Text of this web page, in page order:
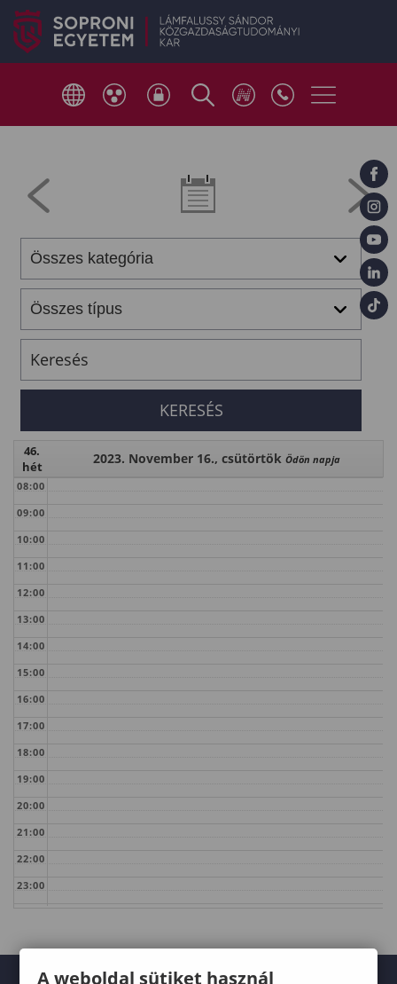
46.
hét
2023. November 16., csütörtök Ödön napja
08:00
09:00
10:00
11:00
12:00
13:00
14:00
15:00
16:00
17:00
18:00
19:00
20:00
21:00
22:00
23:00
A weboldal sütiket használ